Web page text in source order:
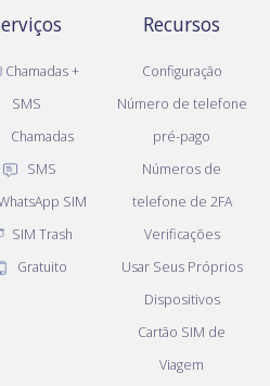
Chamadas +
SMS
Chamadas
SMS
SIM
SIM Trash
Gratuito
Recursos
Configuração
Número de telefone
pré-pago
Números de
telefone de 2FA
Verificações
Usar Seus Próprios
Dispositivos
Cartão SIM de
Viagem